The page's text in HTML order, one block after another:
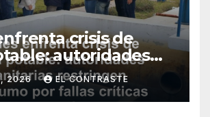
crisis de
autoridades
restringen
por fallas críticas
2026 EL CONTRASTE